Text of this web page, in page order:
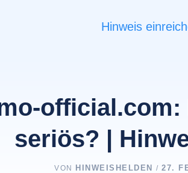
Hinweis
official.com:
seriös? |
VON HINWEISHELDEN / 27.